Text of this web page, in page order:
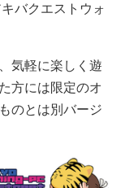
バクエストウォ
気軽に楽しく遊
方には限定のオ
のとは別バージ